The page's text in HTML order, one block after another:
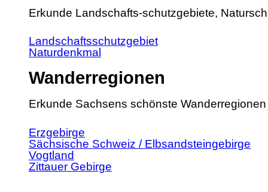
Erkunde Landschafts-schutzgebiete,
Landschaftsschutzgebiet
Naturdenkmal
Wanderregionen
Erkunde Sachsens schönste Wanderregionen
Erzgebirge
Sächsische Schweiz / Elbsandsteingebirge
Vogtland
Zittauer Gebirge